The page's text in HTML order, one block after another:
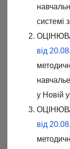
системі
від
у Новій
від